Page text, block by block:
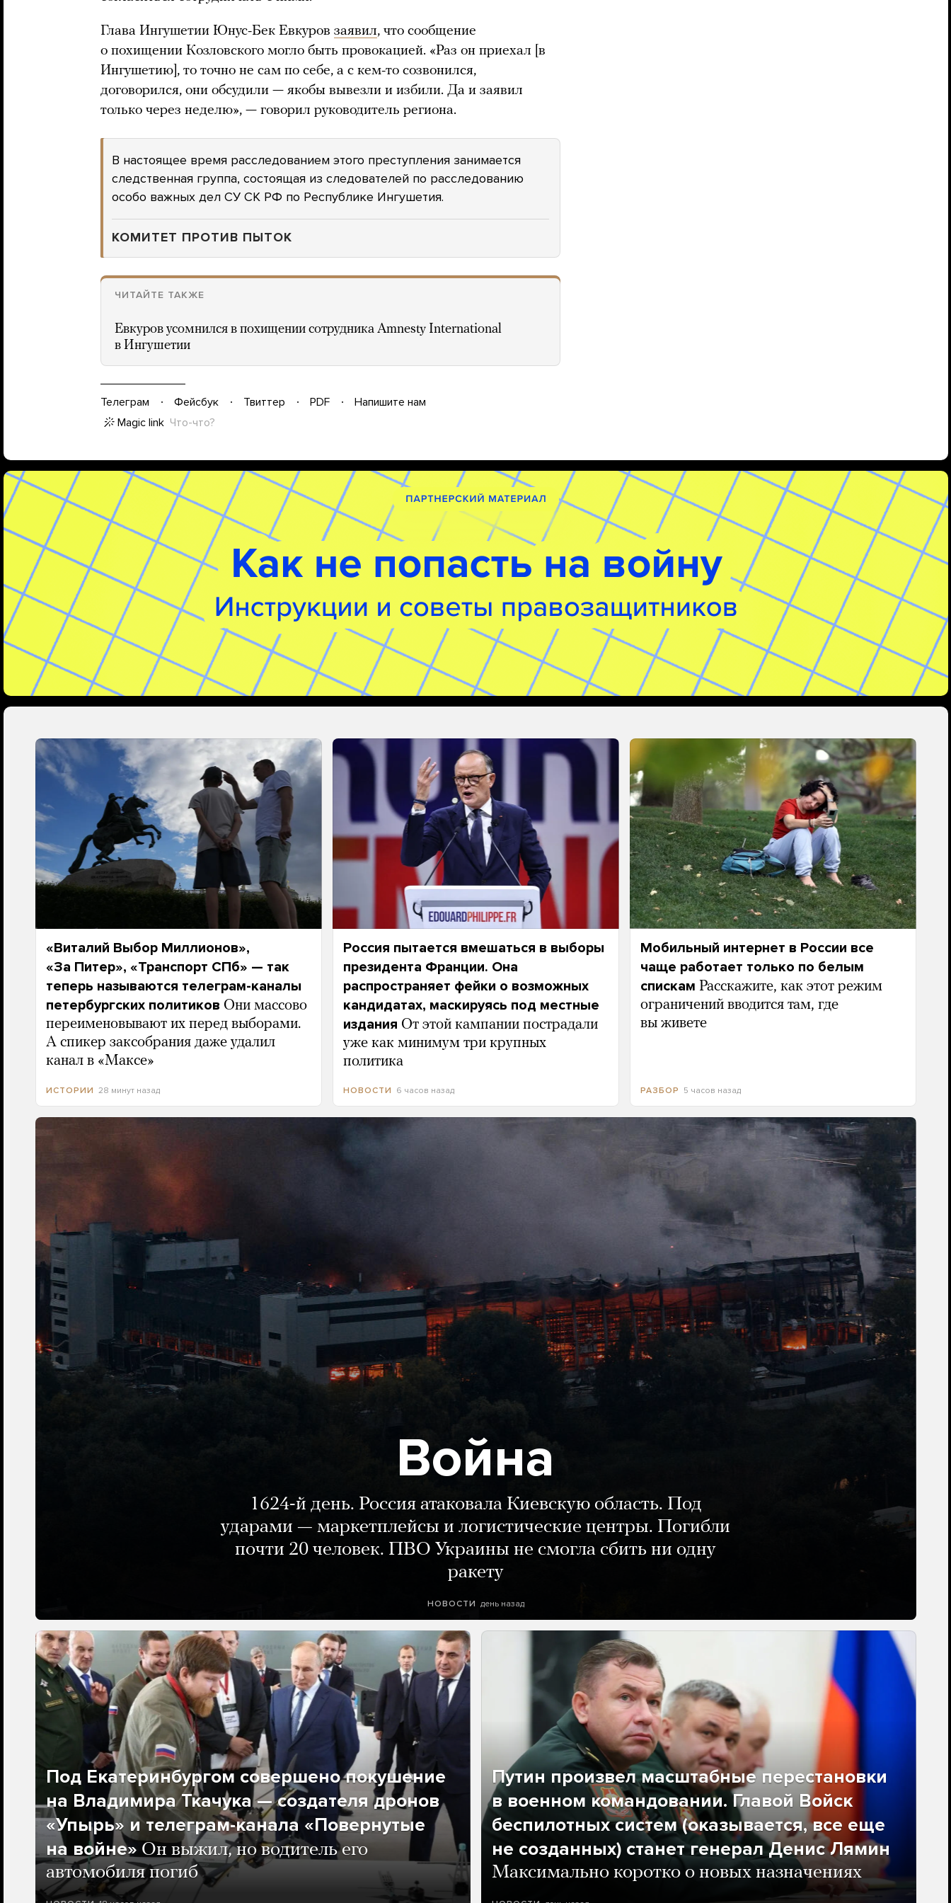
Глава Ингушетии Юнус-Бек Евкуров заявил, что сообщение
о похищении Козловского могло быть провокацией. «Раз он приехал [в
Ингушетию], то точно не сам по себе, а с кем-то созвонился,
договорился, они обсудили — якобы вывезли и избили. Да и заявил
только через неделю», — говорил руководитель региона.
В настоящее время расследованием этого преступления занимается
следственная группа, состоящая из следователей по расследованию
особо важных дел СУ СК РФ по Республике Ингушетия.
КОМИТЕТ ПРОТИВ ПЫТОК
ЧИТАЙТЕ ТАКЖЕ
Евкуров усомнился в похищении сотрудника Amnesty International
в Ингушетии
Телеграм Фейсбук Твиттер PDF
Напишите нам
Magic link Что-что?
«Виталий Выбор Миллионов»,
«За Питер», «Транспорт СПб» — так
теперь называются телеграм-каналы
петербургских политиков Они массово
переименовывают их перед выборами.
А спикер заксобрания даже удалил
канал в «Максе»
ИСТОРИИ 28 минут назад
Россия пытается вмешаться в выборы
президента Франции. Она
распространяет фейки о возможных
кандидатах, маскируясь под местные
издания От этой кампании пострадали
уже как минимум три крупных
политика
НОВОСТИ 6 часов назад
Мобильный интернет в России все
чаще работает только по белым
спискам Расскажите, как этот режим
ограничений вводится там, где
вы живете
РАЗБОР 5 часов назад
Война
1624-й день. Россия атаковала Киевскую область. Под
ударами — маркетплейсы и логистические центры. Погибли
почти 20 человек. ПВО Украины не смогла сбить ни одну
ракету
НОВОСТИ день назад
Под Екатеринбургом совершено покушение
на Владимира Ткачука — создателя дронов
«Упырь» и телеграм-канала «Повернутые
на войне» Он выжил, но водитель его
автомобиля погиб
Путин произвел масштабные перестановки
в военном командовании. Главой Войск
беспилотных систем (оказывается, все еще
не созданных) станет генерал Денис Лямин
Максимально коротко о новых назначениях